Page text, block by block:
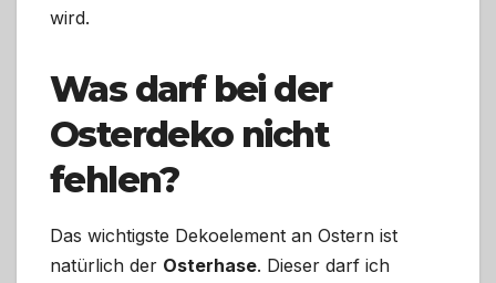
wird.
Was darf bei der
Osterdeko nicht
fehlen?
Das wichtigste Dekoelement an Ostern ist
natürlich der Osterhase. Dieser darf ich